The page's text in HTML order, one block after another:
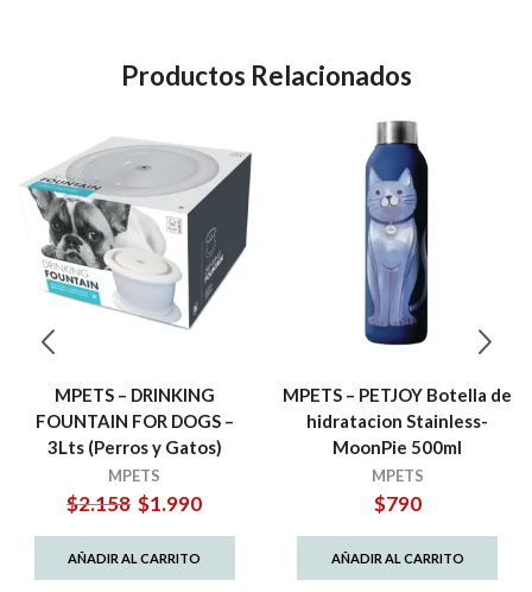
cm
Productos Relacionados
MPETS – DRINKING
FOUNTAIN FOR DOGS –
3Lts (Perros y Gatos)
MPETS
$2.158 El
era:
$1.990El
AÑADIR AL CARRITO
MPETS – PETJOY Botella de
hidratacion Stainless-
MoonPie 500ml
MPETS
$790
AÑADIR AL CARRITO